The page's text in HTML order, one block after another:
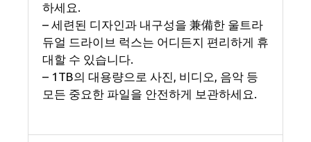
하세요.
– 세련된 디자인과 내구성을 兼備한 울트라
듀얼 드라이브 럭스는 어디든지 편리하게 휴
대할 수 있습니다.
– 1TB의 대용량으로 사진, 비디오, 음악 등
모든 중요한 파일을 안전하게 보관하세요.